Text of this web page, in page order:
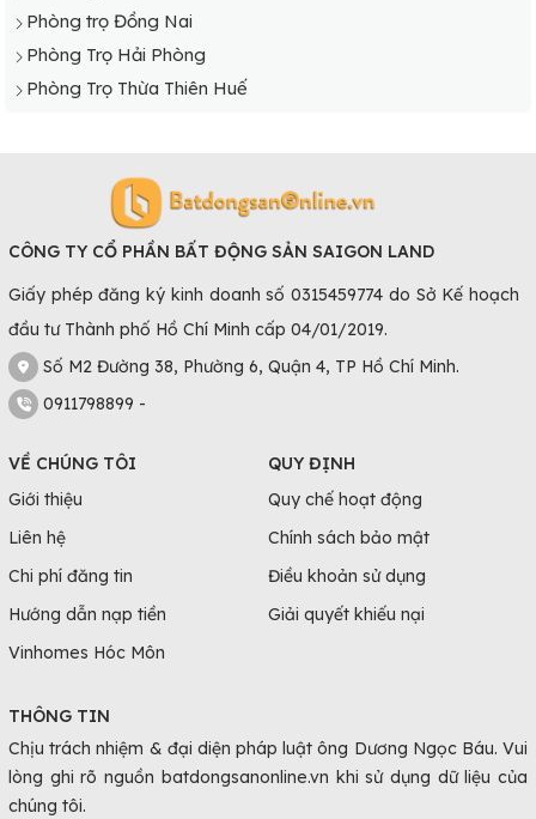
Phòng trọ Đồng Nai
Phòng Trọ Hải Phòng
Phòng Trọ Thừa Thiên Huế
CÔNG TY CỔ PHẦN BẤT ĐỘNG SẢN SAIGON LAND
Giấy phép đăng ký kinh doanh số 0315459774 do Sở Kế hoạch
đầu tư Thành phố Hồ Chí Minh cấp 04/01/2019.
Số M2 Đường 38, Phường 6, Quận 4, TP Hồ Chí Minh.
0911798899 -
VỀ CHÚNG TÔI
Giới thiệu
Liên hệ
Chi phí đăng tin
Hướng dẫn nạp tiền
Vinhomes Hóc Môn
QUY ĐỊNH
Quy chế hoạt động
Chính sách bảo mật
Điều khoản sử dụng
Giải quyết khiếu nại
THÔNG TIN
Chịu trách nhiệm & đại diện pháp luật ông Dương Ngọc Báu. Vui
lòng ghi rõ nguồn batdongsanonline.vn khi sử dụng dữ liệu của
chúng tôi.